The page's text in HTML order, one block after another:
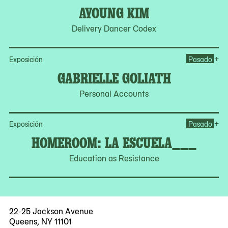
AYOUNG KIM
Delivery Dancer Codex
Exposición
GABRIELLE GOLIATH
Personal Accounts
Pasado +
Exposición
HOMEROOM: LA ESCUELA___
Education as Resistance
Pasado +
22-25 Jackson Avenue
Queens, NY 11101